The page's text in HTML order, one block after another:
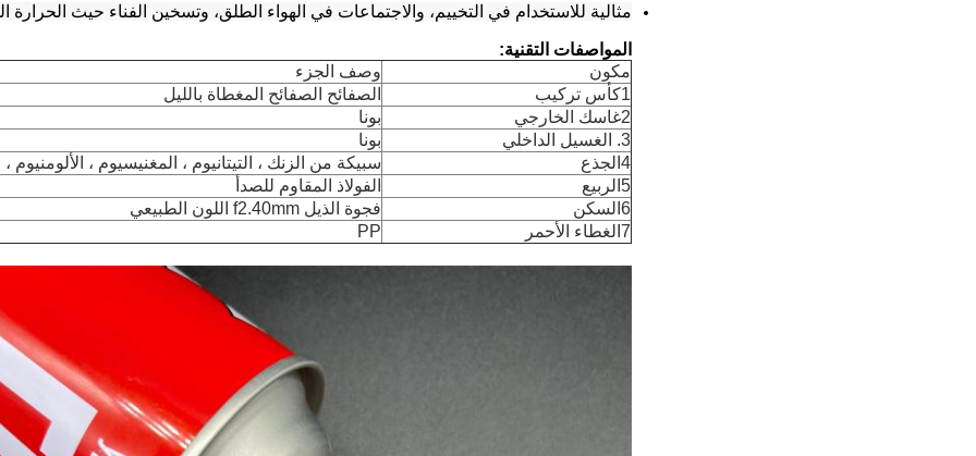
مثالية للاستخدام في التخييم، والاجتماعات في الهواء الطلق، وتسخين الفناء حيث الحرارة
المواصفات التقنية:
مكون
وصف الجزء
1كأس تركيب
الصفائح الصفائح المغطاة بالليل
2غاسك الخارجي
بونا
3. الغسيل الداخلي
بونا
4الجذع
سبيكة من الزنك ، التيتانيوم ، المغنيسيوم ، الألومنيوم ،
5الربيع
الفولاذ المقاوم للصدأ
6السكن
فجوة الذيل f2.40mm اللون الطبيعي
7الغطاء الأحمر
PP